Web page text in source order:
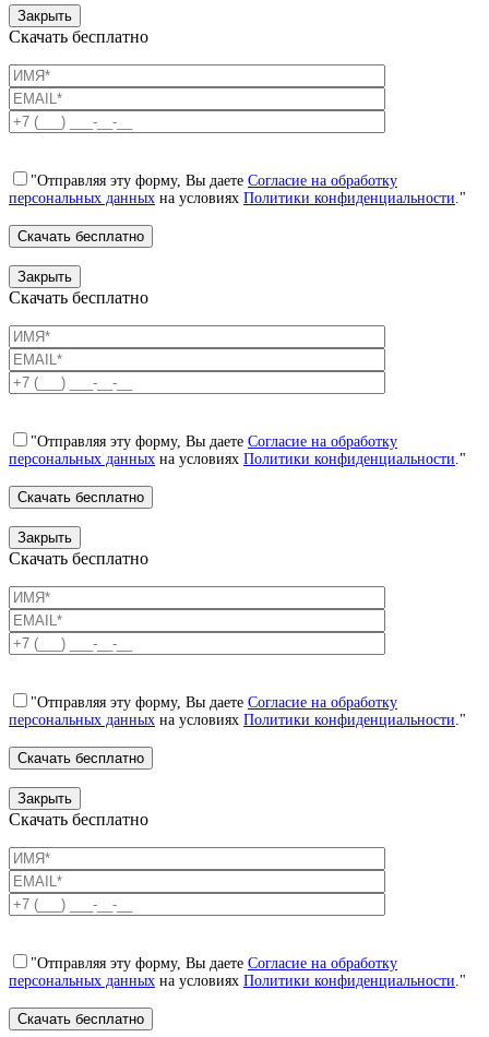
Закрыть
Скачать бесплатно
"Отправляя эту форму, Вы даете Согласие на обработку
персональных данных на условиях Политики конфиденциальности."
Закрыть
Скачать бесплатно
"Отправляя эту форму, Вы даете Согласие на обработку
персональных данных на условиях Политики конфиденциальности."
Закрыть
Скачать бесплатно
"Отправляя эту форму, Вы даете Согласие на обработку
персональных данных на условиях Политики конфиденциальности."
Закрыть
Скачать бесплатно
"Отправляя эту форму, Вы даете Согласие на обработку
персональных данных на условиях Политики конфиденциальности."